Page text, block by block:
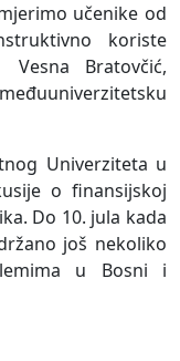
učenike od
koriste
Bratovčić,
Univerziteta u
o finansijskoj
Do 10. jula kada
još nekoliko
u Bosni i